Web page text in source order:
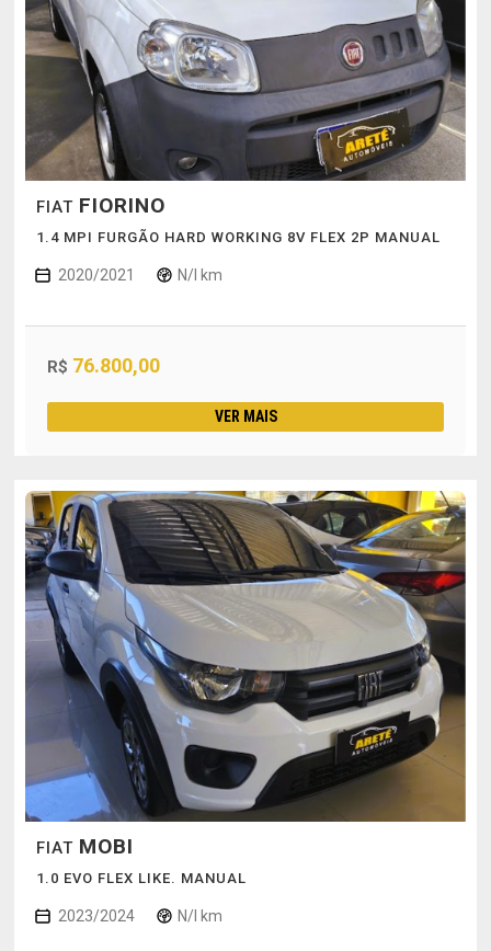
FIAT FIORINO
1.4 MPI FURGÃO HARD WORKING 8V FLEX 2P MANUAL
2020/2021 N/I km
R$ 76.800,00
VER MAIS
FIAT MOBI
1.0 EVO FLEX LIKE. MANUAL
2023/2024 N/I km